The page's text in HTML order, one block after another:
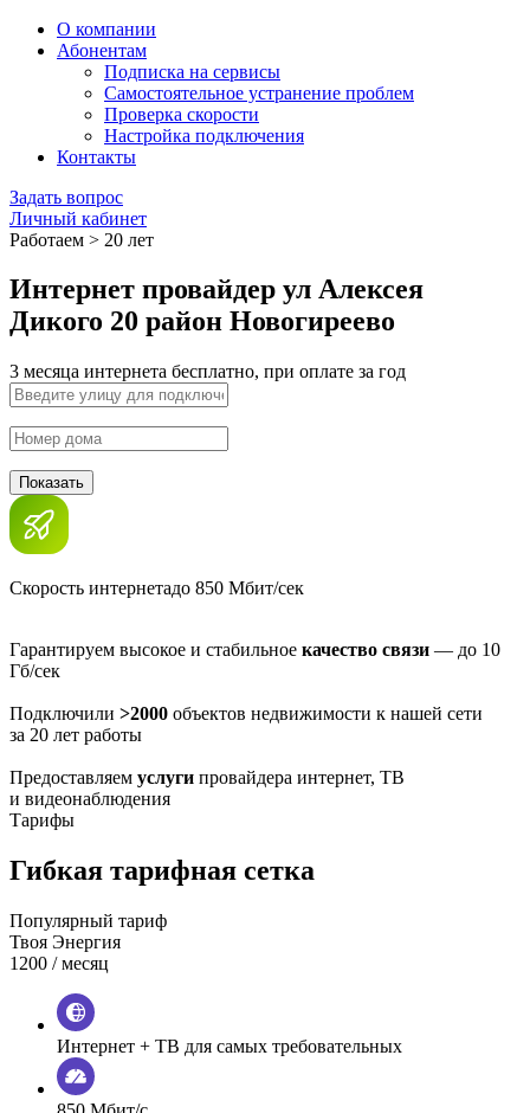
О компании
Абонентам
Подписка на сервисы
Самостоятельное устранение проблем
Проверка скорости
Настройка подключения
Контакты
Задать вопрос
Личный кабинет
Работаем > 20 лет
Интернет провайдер ул Алексея
Дикого 20 район Новогиреево
3 месяца интернета бесплатно, при оплате за год
Показать
Скорость интернетадо 850 Мбит/сек
Гарантируем высокое и стабильное качество связи — до 10
Гб/сек
Подключили >2000 объектов недвижимости к нашей сети
за 20 лет работы
Предоставляем услуги провайдера интернет, ТВ
и видеонаблюдения
Тарифы
Гибкая тарифная сетка
Популярный тариф
Твоя Энергия
1200 / месяц
Интернет + ТВ для самых требовательных